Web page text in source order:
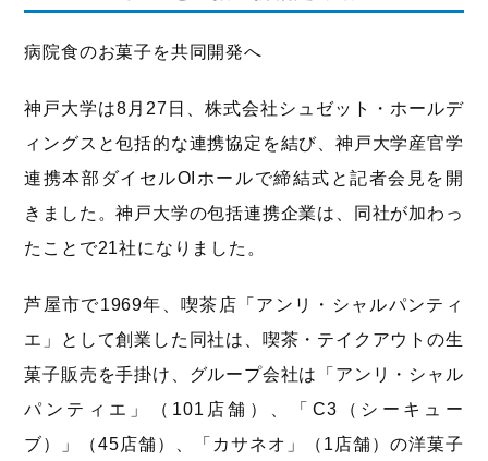
病院食のお菓子を共同開発へ
神戸大学は8月27日、株式会社シュゼット・ホールデ
ィングスと包括的な連携協定を結び、神戸大学産官学
連携本部ダイセルOIホールで締結式と記者会見を開
きました。神戸大学の包括連携企業は、同社が加わっ
たことで21社になりました。
芦屋市で1969年、喫茶店「アンリ・シャルパンティ
エ」として創業した同社は、喫茶・テイクアウトの生
菓子販売を手掛け、グループ会社は「アンリ・シャル
パンティエ」（101店舗）、「C3（シーキュー
ブ）」（45店舗）、「カサネオ」（1店舗）の洋菓子